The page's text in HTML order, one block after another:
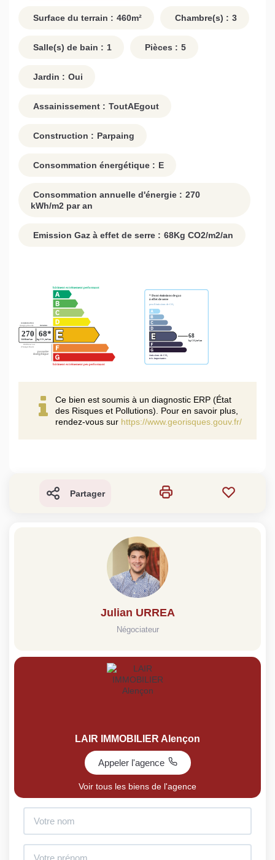
Surface du terrain : 460m² Chambre(s) : 3
Salle(s) de bain : 1 Pièces : 5
Jardin : Oui
Assainissement : ToutAEgout
Construction : Parpaing
Consommation énergétique : E
Consommation annuelle d'énergie : 270
kWh/m2 par an
Emission Gaz à effet de serre : 68Kg CO2/m2/an
Ce bien est soumis à un diagnostic ERP (État
des Risques et Pollutions). Pour en savoir plus,
rendez-vous sur https://www.georisques.gouv.fr/
Partager
Julian URREA
Négociateur
LAIR IMMOBILIER Alençon
Appeler l'agence
Voir tous les biens de l'agence